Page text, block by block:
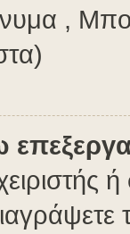
,